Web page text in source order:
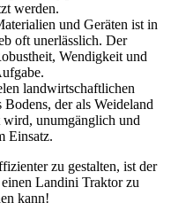
werden.
und Geräten ist in
oft unerlässlich. Der
Wendigkeit und
landwirtschaftlichen
der als Weideland
wird, unumgänglich und
Einsatz.
zu gestalten, ist der
Landini Traktor zu
kann!